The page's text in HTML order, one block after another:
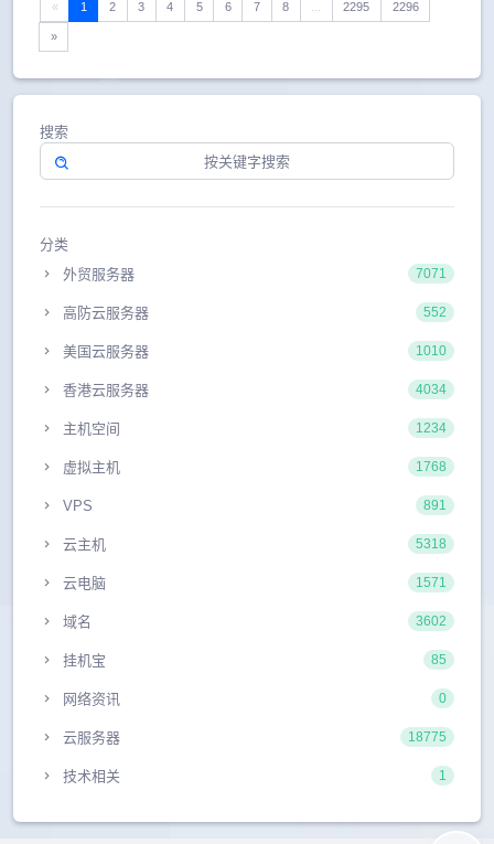
« 1 2 3 4 5 6 7 8 2295 2296
»
搜索
分类
外贸服务器
7071
高防云服务器 552
美国云服务器 1010
香港云服务器 4034
主机空间 1234
虚拟主机 1768
VPS 891
云主机 5318
云电脑 1571
域名 3602
挂机宝 85
网络资讯 0
云服务器 18775
技术相关 1